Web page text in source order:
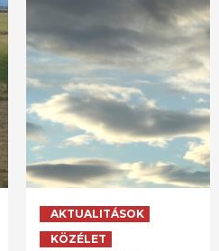
AKTUALITÁSOK
KÖZÉLET